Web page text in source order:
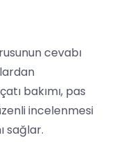
cevabı
bakımı, pas
incelenmesi
sağlar.